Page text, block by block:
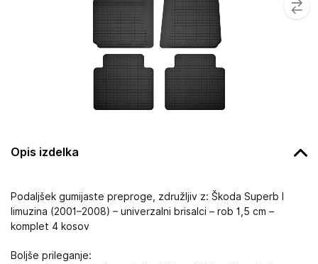
Opis izdelka
Podaljšek gumijaste preproge, združljiv z: Škoda Superb I
limuzina (2001–2008) – univerzalni brisalci – rob 1,5 cm –
komplet 4 kosov
Boljše prileganje: